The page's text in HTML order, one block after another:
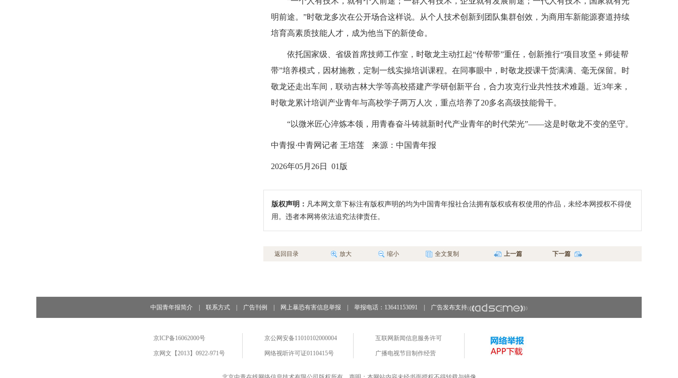
明前途。”时敬龙多次在公开场合这样说。从个人技术创新到团队集群创效，为商用车新能源赛道持续
培育高素质技能人才，成为他当下的新使命。
依托国家级、省级首席技师工作室，时敬龙主动扛起“传帮带”重任，创新推行“项目攻坚＋师徒帮
带”培养模式，因材施教，定制一线实操培训课程。在同事眼中，时敬龙授课干货满满、毫无保留。时
敬龙还走出车间，联动吉林大学等高校搭建产学研创新平台，合力攻克行业共性技术难题。近3年来，
时敬龙累计培训产业青年与高校学子两万人次，重点培养了20多名高级技能骨干。
“以微米匠心淬炼本领，用青春奋斗铸就新时代产业青年的时代荣光”——这是时敬龙不变的坚守。
中青报·中青网记者 王培莲 来源：中国青年报
2026年05月26日 01版
版权声明： 凡本网文章下标注有版权声明的均为中国青年报社合法拥有版权或有权使用的作品，未经本网授权不得使
用。违者本网将依法追究法律责任。
返回目录 放大 缩小 全文复制 上一篇 下一篇
中国青年报简介 联系方式 广告刊例 网上暴恐有害信息举报 举报电话：13641153091 广告发布支持
京ICP备16062000号
京网文【2013】0922-971号
京公网安备11010102000004
网络视听许可证0110415号
互联网新闻信息服务许可
广播电视节目制作经营